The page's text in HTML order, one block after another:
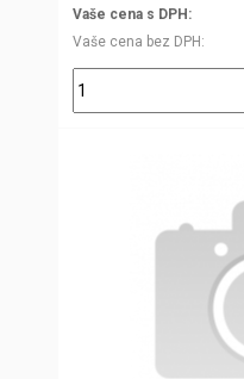
Vaše cena s DPH
Vaše cena bez DPH